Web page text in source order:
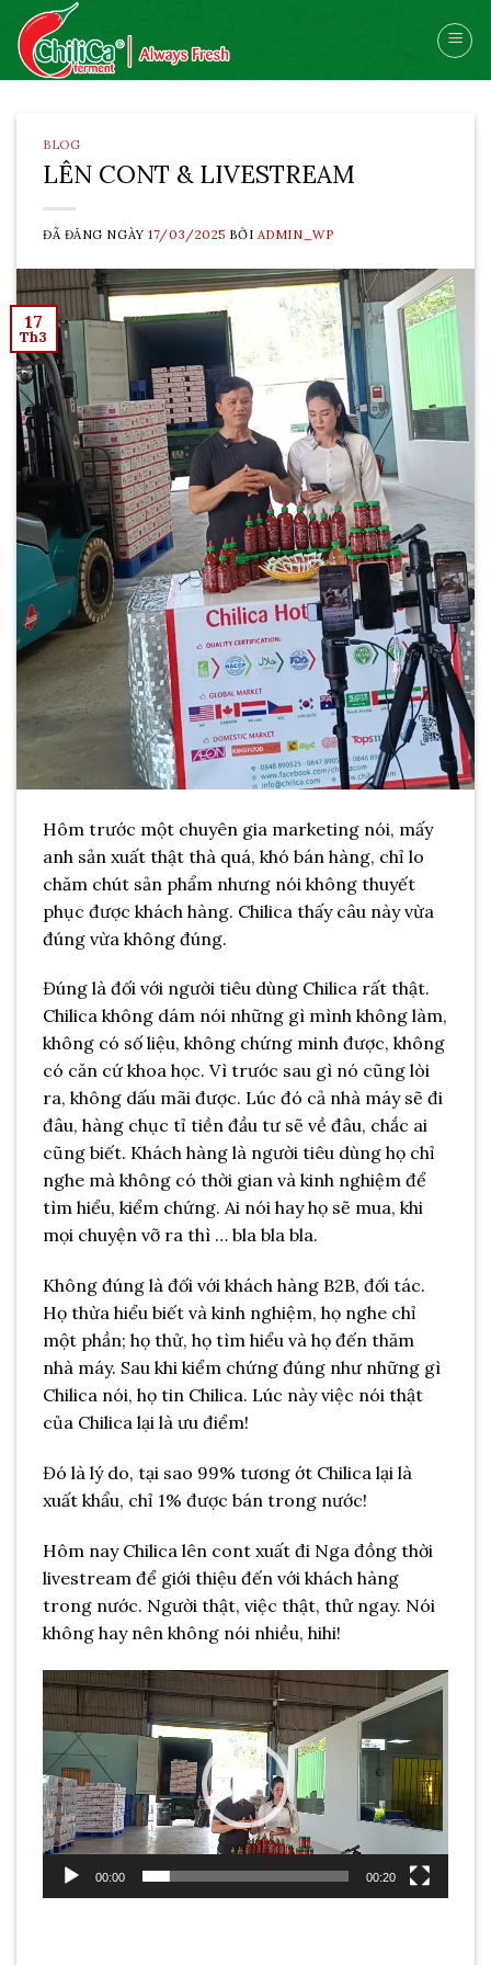
Skip
content
BLOG
LÊN CONT & LIVESTREAM
ĐÃ ĐĂNG NGÀY17/03/2025 BỞI ADMIN_WP
17
Th3
Hôm trước một chuyên gia marketing nói, mấy
anh sản xuất thật thà quá, khó bán hàng, chỉ lo
chăm chút sản phẩm nhưng nói không thuyết
phục được khách hàng. Chilica thấy câu này vừa
đúng vừa không đúng.
Đúng là đối với người tiêu dùng Chilica rất thật.
Chilica không dám nói những gì mình không làm,
không có số liệu, không chứng minh được, không
có căn cứ khoa học. Vì trước sau gì nó cũng lòi
ra, không dấu mãi được. Lúc đó cả nhà máy sẽ đi
đâu, hàng chục tỉ tiền đầu tư sẽ về đâu, chắc ai
cũng biết. Khách hàng là người tiêu dùng họ chỉ
nghe mà không có thời gian và kinh nghiệm để
tìm hiểu, kiểm chứng. Ai nói hay họ sẽ mua, khi
mọi chuyện vỡ ra thì … bla bla bla.
Không đúng là đối với khách hàng B2B, đối tác.
Họ thừa hiểu biết và kinh nghiệm, họ nghe chỉ
một phần; họ thử, họ tìm hiểu và họ đến thăm
nhà máy. Sau khi kiểm chứng đúng như những gì
Chilica nói, họ tin Chilica. Lúc này việc nói thật
của Chilica lại là ưu điểm!
Đó là lý do, tại sao 99% tương ớt Chilica lại là
xuất khẩu, chỉ 1% được bán trong nước!
Hôm nay Chilica lên cont xuất đi Nga đồng thời
livestream để giới thiệu đến với khách hàng
trong nước. Người thật, việc thật, thử ngay. Nói
không hay nên không nói nhiều, hihi!
Trình
chơi
Video
00:00 00:20